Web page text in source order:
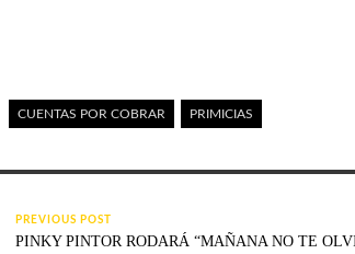
CUENTAS POR COBRAR PRIMICIAS
PREVIOUS POST
PINKY PINTOR RODARÁ “MAÑANA NO TE